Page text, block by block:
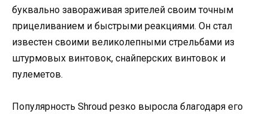
буквально завораживая зрителей своим точным
прицеливанием и быстрыми реакциями. Он стал
известен своими великолепными стрельбами из
штурмовых винтовок, снайперских винтовок и
пулеметов.
Популярность Shroud резко выросла благодаря его